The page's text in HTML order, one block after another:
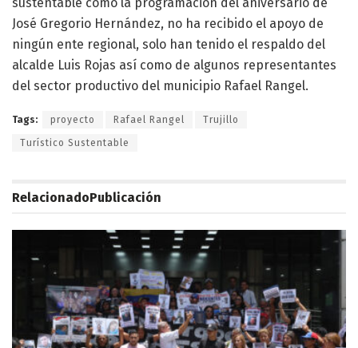
sustentable como la programación del aniversario de
José Gregorio Hernández, no ha recibido el apoyo de
ningún ente regional, solo han tenido el respaldo del
alcalde Luis Rojas así como de algunos representantes
del sector productivo del municipio Rafael Rangel.
Tags: proyecto Rafael Rangel Trujillo
Turístico Sustentable
RelacionadoPublicación